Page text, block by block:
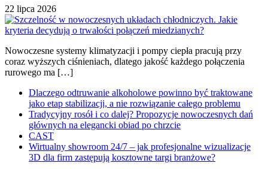
22 lipca 2026
Nowoczesne systemy klimatyzacji i pompy ciepła pracują przy
coraz wyższych ciśnieniach, dlatego jakość każdego połączenia
rurowego ma […]
Dlaczego odtruwanie alkoholowe powinno być traktowane
jako etap stabilizacji, a nie rozwiązanie całego problemu
Tradycyjny rosół i co dalej? Propozycje nowoczesnych dań
głównych na elegancki obiad po chrzcie
CAST
Wirtualny showroom 24/7 – jak profesjonalne wizualizacje
3D dla firm zastępują kosztowne targi branżowe?